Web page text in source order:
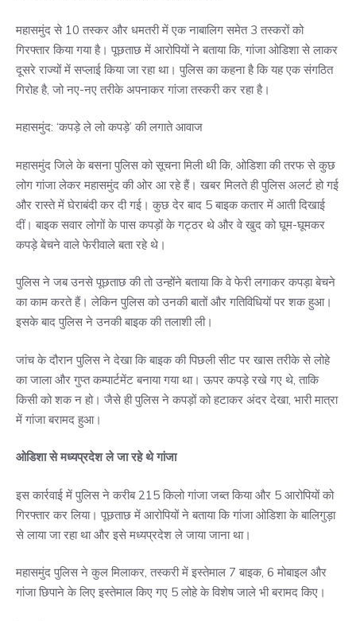
महासमुंद से 10 तस्कर और धमतरी में एक नाबालिग समेत 3 तस्करों को
गिरफ्तार किया गया है। पूछताछ में आरोपियों ने बताया कि, गांजा ओडिशा से लाकर
दूसरे राज्यों में सप्लाई किया जा रहा था। पुलिस का कहना है कि यह एक संगठित
गिरोह है, जो नए-नए तरीके अपनाकर गांजा तस्करी कर रहा है।
महासमुंद: ‘कपड़े ले लो कपड़े’ की लगाते आवाज
महासमुंद जिले के बसना पुलिस को सूचना मिली थी कि, ओडिशा की तरफ से कुछ
लोग गांजा लेकर महासमुंद की ओर आ रहे हैं। खबर मिलते ही पुलिस अलर्ट हो गई
और रास्ते में घेराबंदी कर दी गई। कुछ देर बाद 5 बाइक कतार में आती दिखाई
दीं। बाइक सवार लोगों के पास कपड़ों के गट्ठर थे और वे खुद को घूम-घूमकर
कपड़े बेचने वाले फेरीवाले बता रहे थे।
पुलिस ने जब उनसे पूछताछ की तो उन्होंने बताया कि वे फेरी लगाकर कपड़ा बेचने
का काम करते हैं। लेकिन पुलिस को उनकी बातों और गतिविधियों पर शक हुआ।
इसके बाद पुलिस ने उनकी बाइक की तलाशी ली।
जांच के दौरान पुलिस ने देखा कि बाइक की पिछली सीट पर खास तरीके से लोहे
का जाला और गुप्त कम्पार्टमेंट बनाया गया था। ऊपर कपड़े रखे गए थे, ताकि
किसी को शक न हो। जैसे ही पुलिस ने कपड़ों को हटाकर अंदर देखा, भारी मात्रा
में गांजा बरामद हुआ।
ओडिशा से मध्यप्रदेश ले जा रहे थे गांजा
इस कार्रवाई में पुलिस ने करीब 215 किलो गांजा जब्त किया और 5 आरोपियों को
गिरफ्तार कर लिया। पूछताछ में आरोपियों ने बताया कि गांजा ओडिशा के बालिगुड़ा
से लाया जा रहा था और इसे मध्यप्रदेश ले जाया जाना था।
महासमुंद पुलिस ने कुल मिलाकर, तस्करी में इस्तेमाल 7 बाइक, 6 मोबाइल और
गांजा छिपाने के लिए इस्तेमाल किए गए 5 लोहे के विशेष जाले भी बरामद किए।